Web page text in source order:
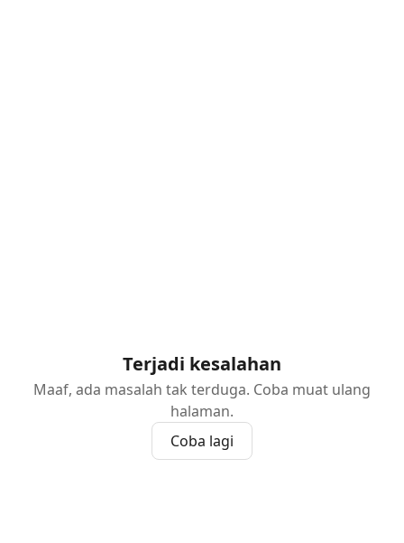
Terjadi kesalahan
Maaf, ada masalah tak terduga. Coba muat ulang
halaman.
Coba lagi